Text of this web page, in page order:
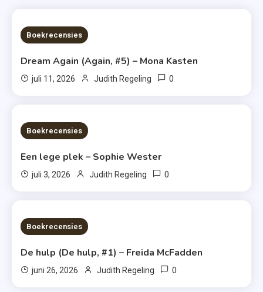
6 MINS READ
Boekrecensies
Dream Again (Again, #5) – Mona Kasten
juli 11, 2026 Judith Regeling 0
6 MINS READ
Boekrecensies
Een lege plek – Sophie Wester
juli 3, 2026 Judith Regeling 0
7 MINS READ
Boekrecensies
De hulp (De hulp, #1) – Freida McFadden
juni 26, 2026 Judith Regeling 0